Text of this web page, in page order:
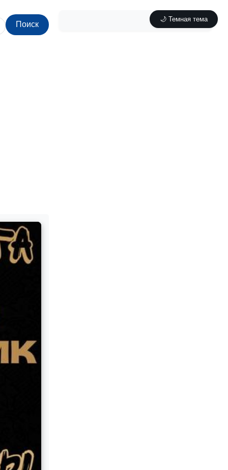
🌙 Темная тема
Поиск